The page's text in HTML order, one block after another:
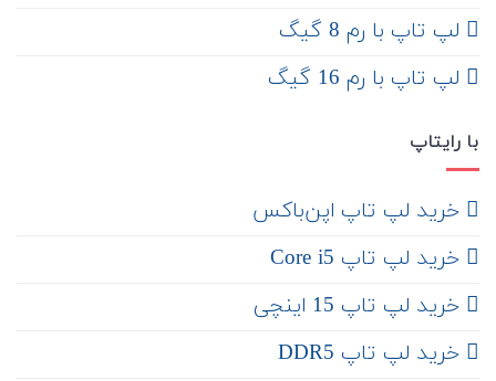
لپ تاپ با رم 8 گیگ
لپ تاپ با رم 16 گیگ
با رایتاپ
‌ خرید لپ تاپ اپن‌باکس
خرید لپ تاپ Core i5
‌‌ خرید لپ تاپ 15 اینچی
خرید لپ تاپ DDR5